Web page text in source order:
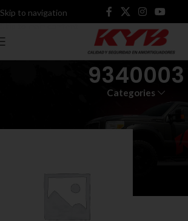
Skip to navigation
Skip to main content
9340003
Categories